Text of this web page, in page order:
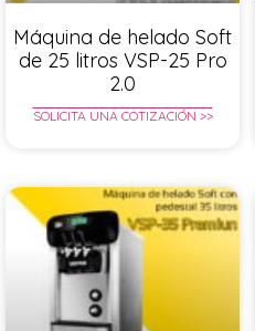
Máquina de helado Soft
de 25 litros VSP-25 Pro
2.0
SOLICITA UNA COTIZACIÓN >>